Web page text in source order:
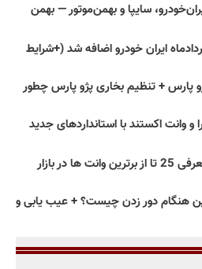
سایپا و بهمن‌موتور — بهمن
ایران خودرو اضافه شد (+شرایط
پارس + تنظیم بخاری پژو پارس چطور
و وانت اکستند با استانداردهای جدید
بهترین وانت ها در ایران: معرفی 25 تا از برترین وانت ها در بازار
هنگام دور زدن چیست؟ + عیب یابی و